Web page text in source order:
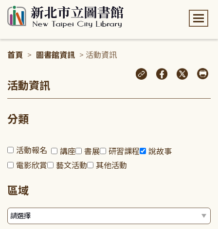
首頁 > 圖書館資訊 > 活動資訊
活動資訊
分類
活動報名 講座 書展 研習課程
說故事
電影欣賞
藝文活動 其他活動
區域